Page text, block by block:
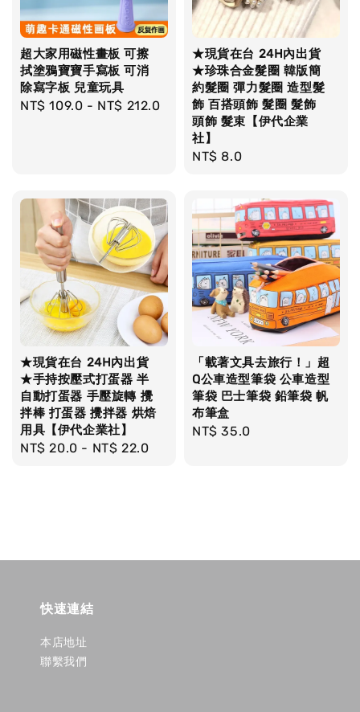
超大家用磁性畫板 可擦
拭塗鴉寶寶手寫板 可消
除寫字板 兒童玩具
Regular
NT$ 109.0 - NT$ 212.0
★現貨在台 24H內出貨
★珍珠合金髮圈 韓版簡
約髮圈 彈力髮圈 造型髮
飾 百搭頭飾 髮圈 髮飾
頭飾 髮束【伊代企業
社】
Regular
NT$ 8.0
★現貨在台 24H內出貨
★手持按壓式打蛋器 半
自動打蛋器 手壓旋轉 攪
拌棒 打蛋器 攪拌器 烘焙
用具【伊代企業社】
Regular
NT$ 20.0 - NT$ 22.0
「載著文具去旅行！」超
Q公車造型筆袋 公車造型
筆袋 巴士筆袋 鉛筆袋 帆
布筆盒
Regular
NT$ 35.0
快速連結
本店地址
聯繫我們